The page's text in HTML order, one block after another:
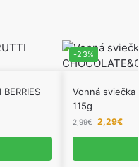
-23%
Vonná sviečka
115g
2,99€ 2,29€